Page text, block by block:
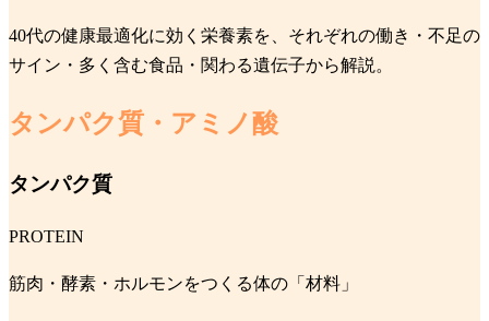
40代の健康最適化に効く栄養素を、それぞれの働き・不足の
サイン・多く含む食品・関わる遺伝子から解説。
タンパク質・アミノ酸
タンパク質
PROTEIN
筋肉・酵素・ホルモンをつくる体の「材料」